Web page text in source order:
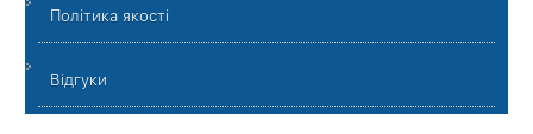
Політика якості
Відгуки